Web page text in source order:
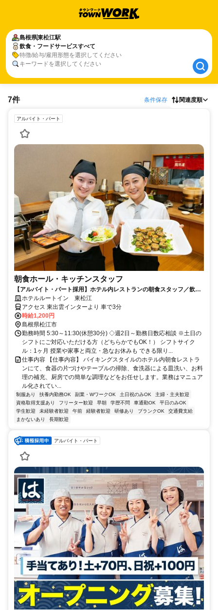
島根県東松江駅
飲食・フードサービスすべて
特徴/給与/雇用形態を選択してください
キーワードを選択してください
島根県東松江駅
飲食・フードサービスすべて
7件 条件保存 関連度順
アルバイト・パート
朝食ホール・キッチンスタッフ
【アルバイト・パート採用】ホテル内レストランの朝食スタッフ／飲食
未経験歓迎！主婦(夫)さん活躍中
ホテルルートイン 東松江
アクセス 東出雲インターより 車で3分
時給1,200円
島根県松江市
勤務時間 5:30～11:30(休憩30分) ◇週2日～勤務日数応相談 ※土日の
シフトにご対応いただける方（どちらかでもOK！） シフトサイク
ル：1ヶ月 授業や家事と両立・急なお休みも できる限り...
仕事内容 【仕事内容】 バイキングスタイルのホテル内朝食レストラ
ンにて、食器の片づけやテーブルの掃除、食洗器による皿洗い、お料
理の補充、厨房での簡単な調理などをお任せします。業務はマニュア
ル化されてい...
制服あり 扶養内勤務OK 副業・WワークOK 土日祝のみOK
主婦・主夫歓迎
資格取得支援あり
フリーター歓迎 早朝 学歴不問 車通勤OK
平日のみOK
学生歓迎
未経験者歓迎 午前 経験者歓迎 研修あり ブランクOK
交通費支給
まかないあり
長期歓迎
アルバイト・パート